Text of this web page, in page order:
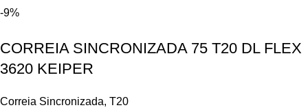
-9%
CORREIA SINCRONIZADA 75 T20 DL FLEX
3620 KEIPER
Correia Sincronizada, T20